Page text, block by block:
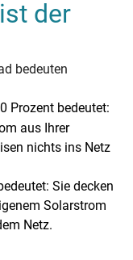
der
bedeuten
Prozent bedeutet:
aus Ihrer
nichts ins Netz
Sie decken
Solarstrom
Netz.